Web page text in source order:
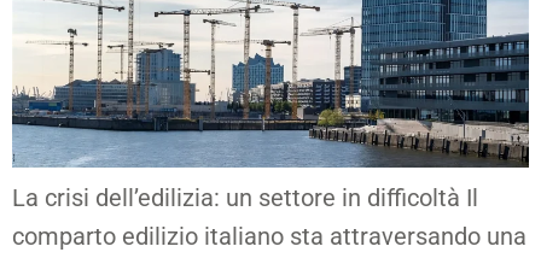
La crisi dell’edilizia: un settore in difficoltà Il
comparto edilizio italiano sta attraversando una